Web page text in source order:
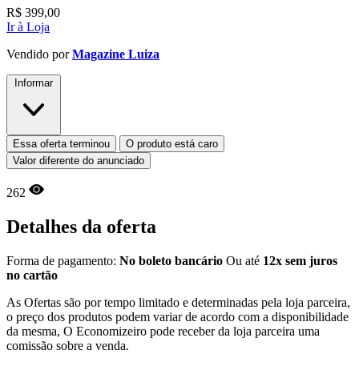
R$ 399,00
Ir à Loja
Vendido porMagazine Luiza
Informar
Essa oferta terminou
O produto está caro
Valor diferente do anunciado
262
Detalhes da oferta
Forma de pagamento: No boleto bancário Ou até 12x sem juros
no cartão
As Ofertas são por tempo limitado e determinadas pela loja parceira,
o preço dos produtos podem variar de acordo com a disponibilidade
da mesma, O Economizeiro pode receber da loja parceira uma
comissão sobre a venda.